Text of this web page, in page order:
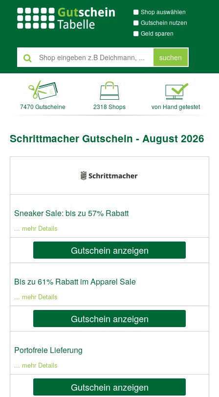
Shop auswählen
Gutschein nutzen
Geld sparen
suchen
7470 Gutscheine 2318 Shops von Hand getestet
Schrittmacher Gutschein - August 2026
Sneaker Sale: bis zu 57% Rabatt
... mehr Details
Gutschein anzeigen
Bis zu 61% Rabatt im Apparel Sale
... mehr Details
Gutschein anzeigen
Portofreie Lieferung
... mehr Details
Gutschein anzeigen